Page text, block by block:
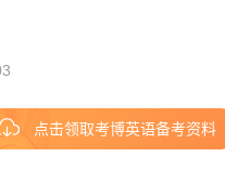
点击领取考博英语备考资料